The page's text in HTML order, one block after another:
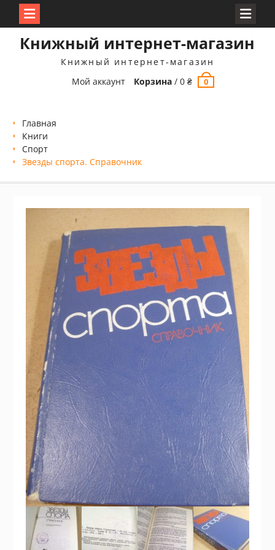
Книжный интернет-магазин
Книжный интернет-магазин
Мой аккаунт
Корзина /0₴ 0
Главная
Книги
Спорт
Звезды спорта. Справочник